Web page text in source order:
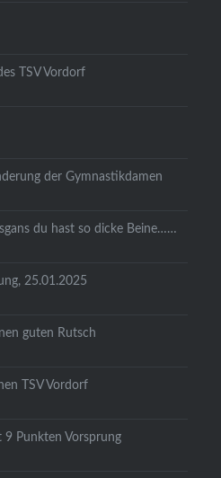
des TSV Vordorf
der Gymnastikdamen
du hast so dicke Beine……
25.01.2025
guten Rutsch
TSV Vordorf
9 Punkten Vorsprung